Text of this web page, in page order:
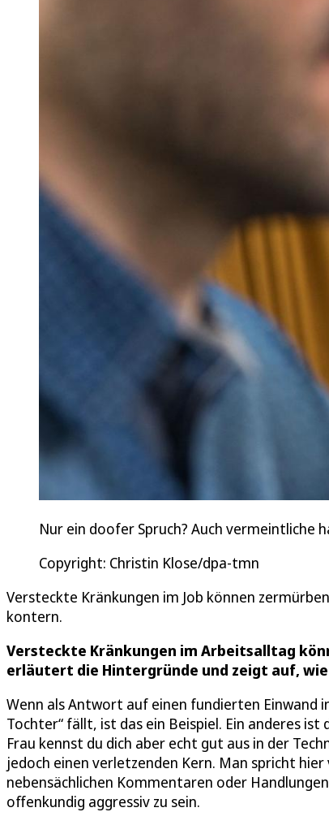
Nur ein doofer Spruch? Auch vermeintliche
Copyright: Christin Klose/dpa-tmn
Versteckte Kränkungen im Job können
kontern.
Versteckte Kränkungen im Arbeitsalltag
erläutert die Hintergründe und zeigt auf,
Wenn als Antwort auf einen fundierten Einwand
Tochter“ fällt, ist das ein Beispiel. Ein anderes
Frau kennst du dich aber echt gut aus in der
jedoch einen verletzenden Kern. Man spricht
nebensächlichen Kommentaren oder
offenkundig aggressiv zu sein.